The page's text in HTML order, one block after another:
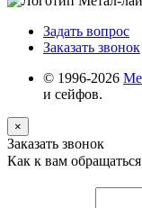
Задать вопрос
Заказать звонок
© 1996-2026
и сейфов.
×
Заказать звонок
Как к вам обращаться